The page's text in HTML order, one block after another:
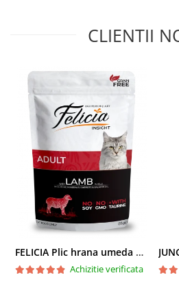
CLIENTII
FELICIA Plic hrana umeda pentru pisici adulte, cu Miel, Set 12x85g
Achizitie verificata